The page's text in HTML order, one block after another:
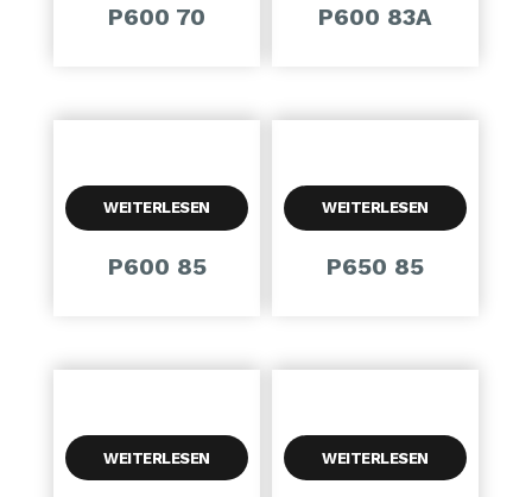
P600 70 P600 83A
WEITERLESEN
P600 85
WEITERLESEN
P650 85
WEITERLESEN WEITERLESEN